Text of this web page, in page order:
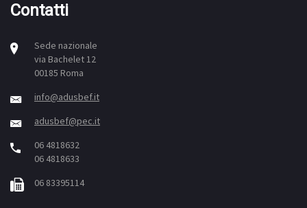
Contatti
Sede nazionale
via Bachelet 12
00185 Roma
info@adusbef.it
adusbef@pec.it
06 4818632
06 4818633
06 83395114